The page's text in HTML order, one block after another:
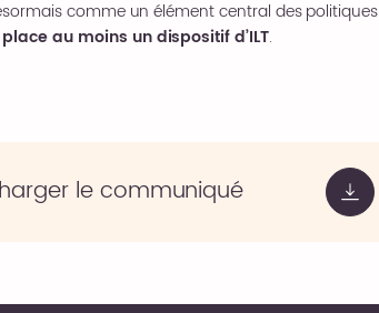
comme un élément central des politiques
au moins un dispositif d’ILT.
le communiqué